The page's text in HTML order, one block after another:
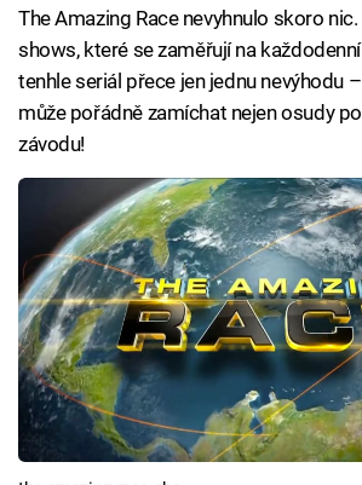
The Amazing Race nevyhnulo skoro
shows, které se zaměřují na
tenhle seriál přece jen jednu nevýhodu
může pořádně zamíchat nejen osudy
závodu!